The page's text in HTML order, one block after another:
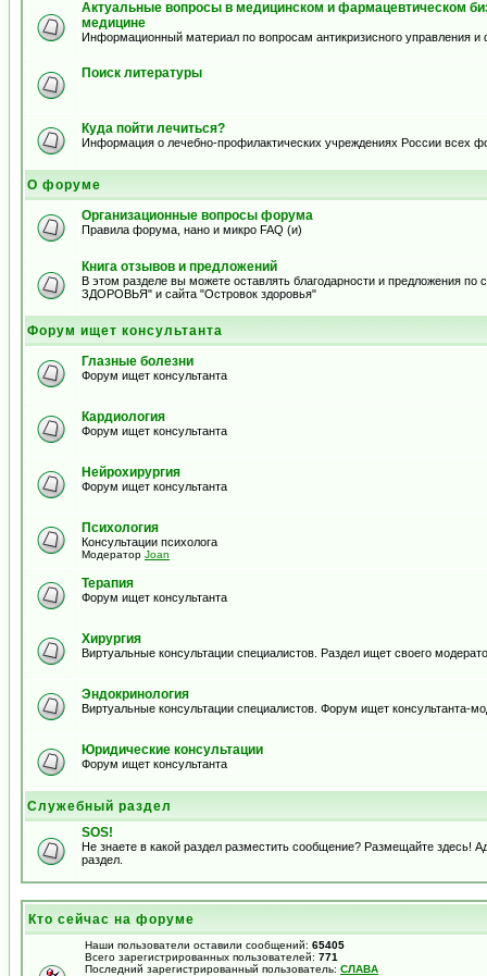
Актуальные вопросы в медицинском и фармацевтическом
медицине
Информационный материал по вопросам антикризисного управления и
Поиск литературы
Куда пойти лечиться?
Информация о лечебно-профилактических учреждениях России всех
О форуме
Организационные вопросы форума
Правила форума, нано и микро FAQ (и)
Книга отзывов и предложений
В этом разделе вы можете оставлять благодарности и предложения
ЗДОРОВЬЯ" и сайта "Островок здоровья"
Форум ищет консультанта
Глазные болезни
Форум ищет консультанта
Кардиология
Форум ищет консультанта
Нейрохирургия
Форум ищет консультанта
Психология
Консультации психолога
Модератор Joan
Терапия
Форум ищет консультанта
Хирургия
Виртуальные консультации специалистов. Раздел ищет своего
Эндокринология
Виртуальные консультации специалистов. Форум ищет консультанта-
Юридические консультации
Форум ищет консультанта
Служебный раздел
SOS!
Не знаете в какой раздел разместить сообщение? Размещайте здесь!
раздел.
Кто сейчас на форуме
Наши пользователи оставили сообщений: 65405
Всего зарегистрированных пользователей: 771
Последний зарегистрированный пользователь: СЛАВА